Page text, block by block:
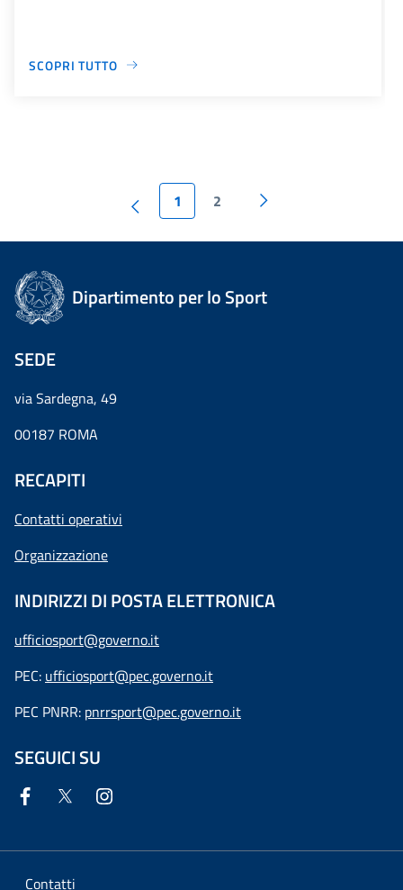
SCOPRI TUTTO
1 2
Dipartimento per lo Sport
SEDE
via Sardegna, 49
00187 ROMA
RECAPITI
Contatti operativi
Organizzazione
INDIRIZZI DI POSTA ELETTRONICA
ufficiosport@governo.it
PEC: ufficiosport@pec.governo.it
PEC PNRR: pnrrsport@pec.governo.it
SEGUICI SU
Contatti